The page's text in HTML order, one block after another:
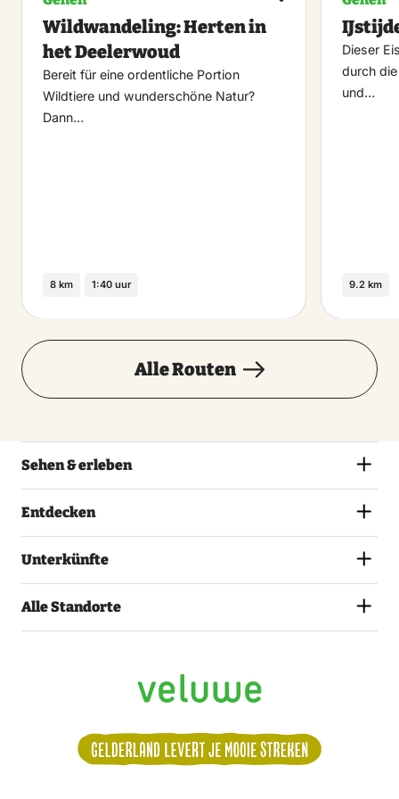
Wildwandeling: Herten in
het Deelerwoud
Bereit für eine ordentliche Portion
Wildtiere und wunderschöne Natur?
Dann…
8 km 1:40 uur
Maak
Dieser
durch
und…
9.2 km
Alle Routen
Sehen & erleben
Entdecken
Unterkünfte
Alle Standorte